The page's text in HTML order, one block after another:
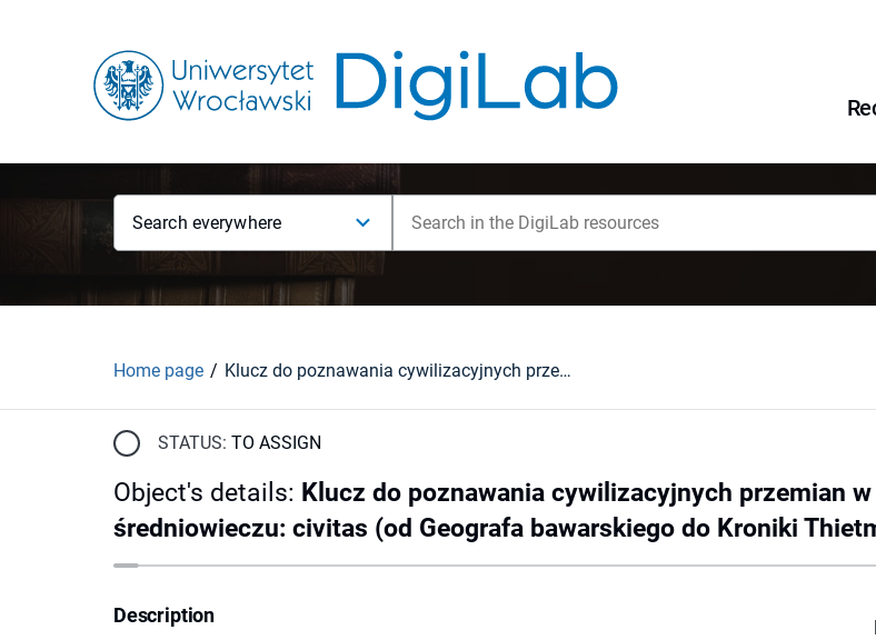
Search everywhere
Home page Klucz do poznawania cywilizacyjnych przemian w dorzeczu Wisły i Odry we wczesnym średniowieczu: civitas (od Geografa bawarskiego do Kroniki Thietmara)
STATUS: TO ASSIGN
Object's details: Klucz do poznawania cywilizacyjnych przemian
średniowieczu: civitas (od Geografa bawarskiego do Kroniki
Description